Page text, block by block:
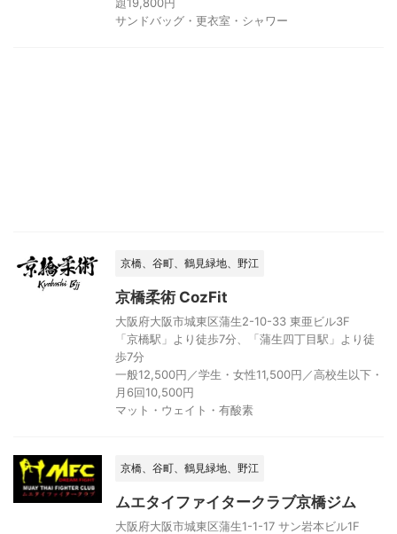
サンドバッグ・更衣室・シャワー
京橋、谷町、鶴見緑地、野江
京橋柔術 CozFit
大阪府大阪市城東区蒲生2-10-33 東亜ビル3F
「京橋駅」より徒歩7分、「蒲生四丁目駅」より徒
歩7分
一般12,500円／学生・女性11,500円／高校生以下・
月6回10,500円
マット・ウェイト・有酸素
京橋、谷町、鶴見緑地、野江
ムエタイファイタークラブ京橋ジム
大阪府大阪市城東区蒲生1-1-17 サン岩本ビル1F